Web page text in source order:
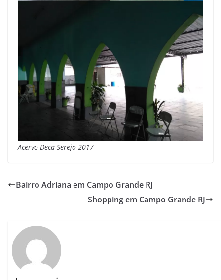
Acervo Deca Serejo 2017
Bairro Adriana em Campo Grande RJ
Shopping em Campo Grande RJ